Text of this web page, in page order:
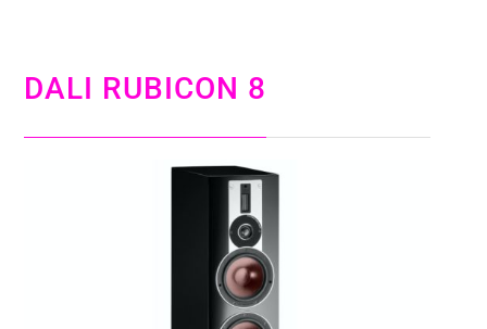
DALI RUBICON 8